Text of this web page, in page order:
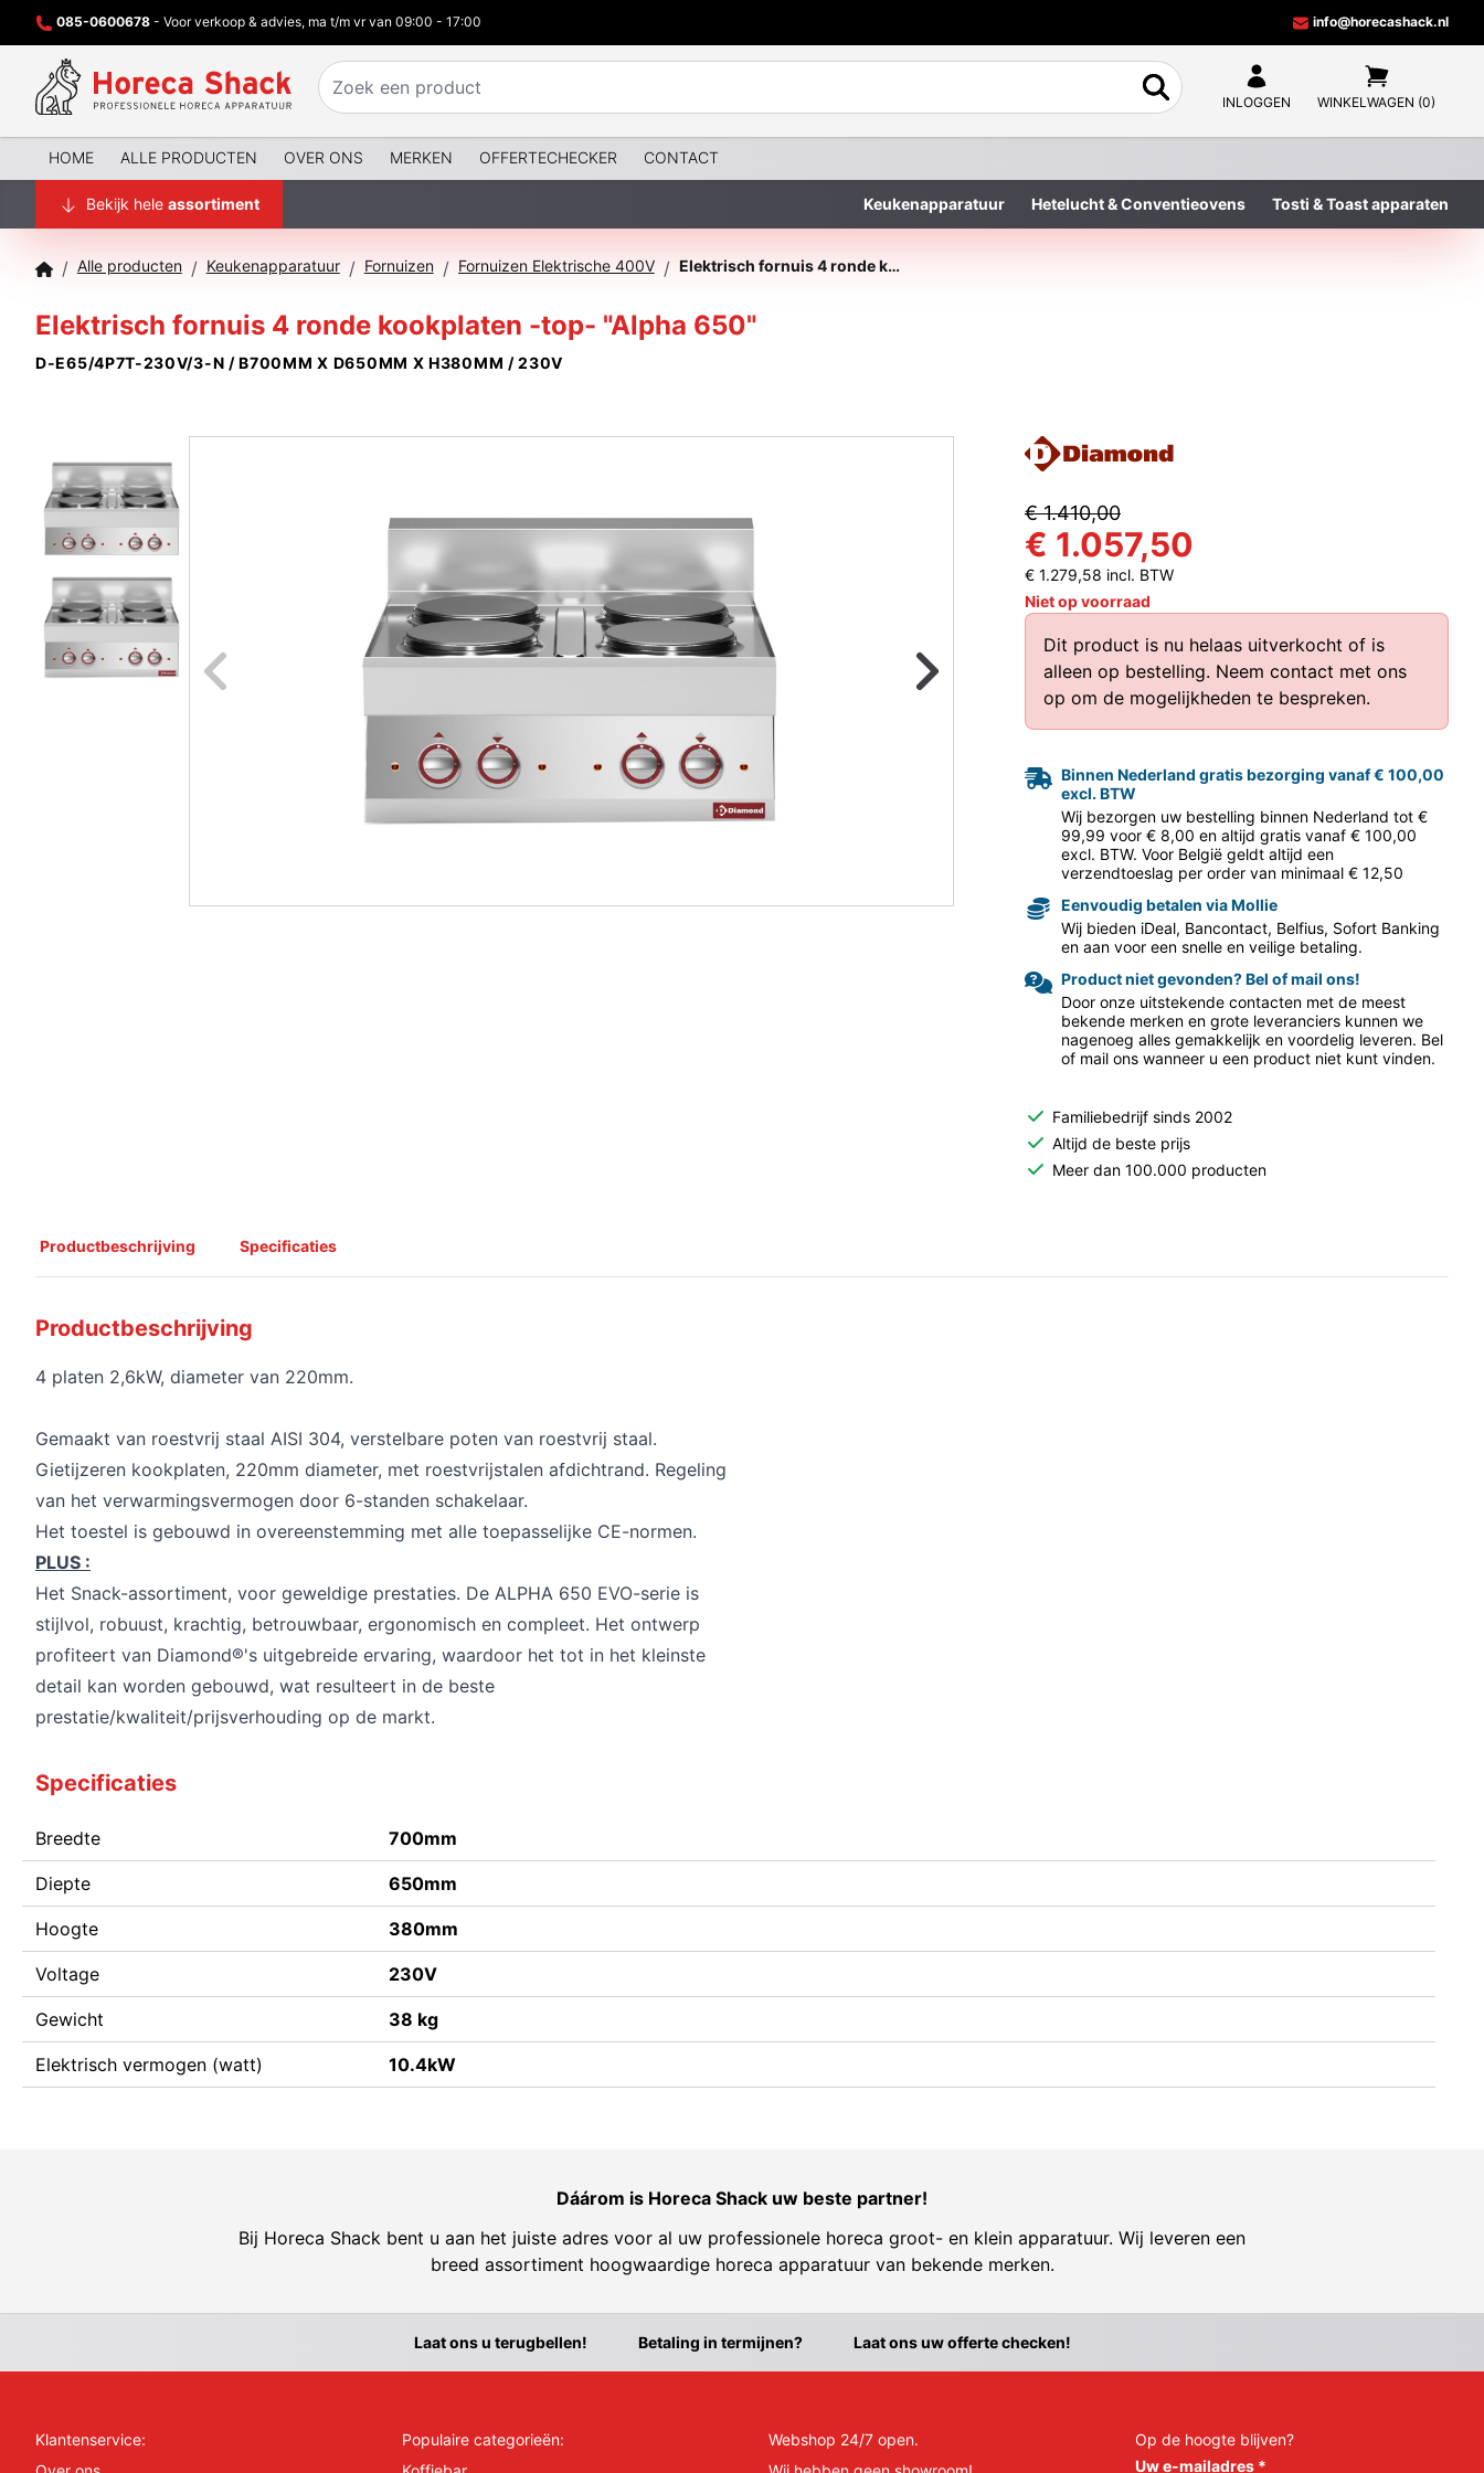
085-0600678 - Voor verkoop & advies, ma t/m vr van 09:00 - 17:00 info@horecashack.nl
INLOGGEN WINKELWAGEN (0)
HOME ALLE PRODUCTEN OVER ONS MERKEN OFFERTECHECKER CONTACT
Bekijk hele assortiment Keukenapparatuur Hetelucht & Conventieovens Tosti & Toast apparaten
/ Alle producten / Keukenapparatuur / Fornuizen / Fornuizen Elektrische 400V / Elektrisch fornuis 4 ronde kookplaten -top- "Alpha 650"
Elektrisch fornuis 4 ronde kookplaten -top- "Alpha 650"
D-E65/4P7T-230V/3-N / B700MM X D650MM X H380MM / 230V
Naar vorige foto Naar volgende
€ 1.410,00
€ 1.057,50
€ 1.279,58 incl. BTW
Niet op voorraad
Dit product is nu helaas uitverkocht of is
alleen op bestelling. Neem contact met ons
op om de mogelijkheden te bespreken.
Binnen Nederland gratis bezorging vanaf € 100,00
excl. BTW
Wij bezorgen uw bestelling binnen Nederland tot €
99,99 voor € 8,00 en altijd gratis vanaf € 100,00
excl. BTW. Voor België geldt altijd een
verzendtoeslag per order van minimaal € 12,50
Eenvoudig betalen via Mollie
Wij bieden iDeal, Bancontact, Belfius, Sofort Banking
en aan voor een snelle en veilige betaling.
Product niet gevonden? Bel of mail ons!
Door onze uitstekende contacten met de meest
bekende merken en grote leveranciers kunnen we
nagenoeg alles gemakkelijk en voordelig leveren. Bel
of mail ons wanneer u een product niet kunt vinden.
Familiebedrijf sinds 2002
Altijd de beste prijs
Meer dan 100.000 producten
Productbeschrijving Specificaties
Productbeschrijving
4 platen 2,6kW, diameter van 220mm.
Gemaakt van roestvrij staal AISI 304, verstelbare poten van roestvrij staal.
Gietijzeren kookplaten, 220mm diameter, met roestvrijstalen afdichtrand. Regeling
van het verwarmingsvermogen door 6-standen schakelaar.
Het toestel is gebouwd in overeenstemming met alle toepasselijke CE-normen.
PLUS :
Het Snack-assortiment, voor geweldige prestaties. De ALPHA 650 EVO-serie is
stijlvol, robuust, krachtig, betrouwbaar, ergonomisch en compleet. Het ontwerp
profiteert van Diamond®'s uitgebreide ervaring, waardoor het tot in het kleinste
detail kan worden gebouwd, wat resulteert in de beste
prestatie/kwaliteit/prijsverhouding op de markt.
Specificaties
Breedte 700mm
Diepte 650mm
Hoogte 380mm
Voltage 230V
Gewicht 38 kg
Elektrisch vermogen (watt) 10.4kW
Dáárom is Horeca Shack uw beste partner!
Bij Horeca Shack bent u aan het juiste adres voor al uw professionele horeca groot- en klein apparatuur. Wij leveren een
breed assortiment hoogwaardige horeca apparatuur van bekende merken.
Laat ons u terugbellen! Betaling in termijnen? Laat ons uw offerte checken!
Klantenservice:
Populaire categorieën:
Webshop 24/7 open.
Op de hoogte blijven?
Uw e-mailadres *